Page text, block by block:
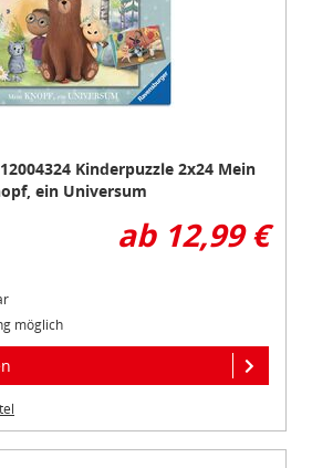
12004324 Kinderpuzzle 2x24 Mein
ein Universum
ab 12,99 €
möglich